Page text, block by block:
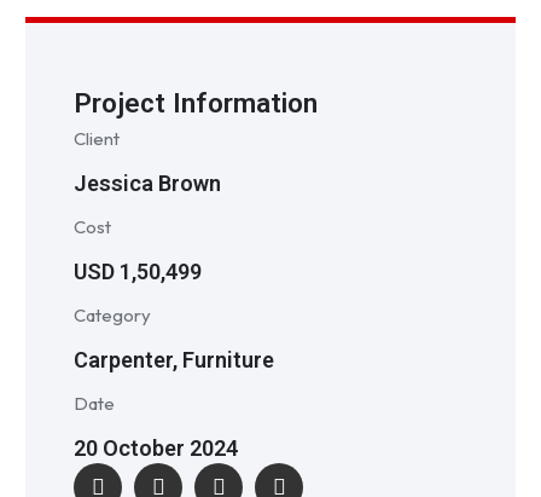
Project Information
Client
Jessica Brown
Cost
USD 1,50,499
Category
Carpenter, Furniture
Date
20 October 2024